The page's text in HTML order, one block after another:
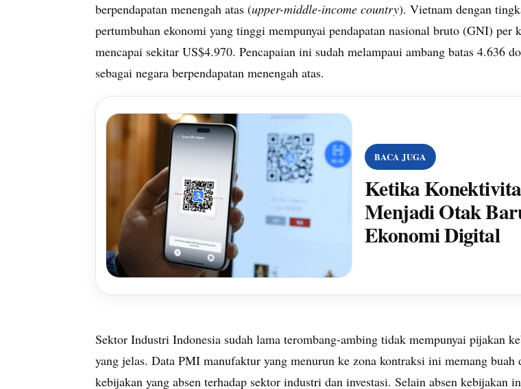
berpendapatan menengah atas (upper-middle-income country). Vietnam dengan
pertumbuhan ekonomi yang tinggi mempunyai pendapatan nasional bruto (GNI) per
mencapai sekitar US$4.970. Pencapaian ini sudah melampaui ambang batas 4.636
sebagai negara berpendapatan menengah atas.
BACA JUGA
Ketika
Menjadi Otak
Ekonomi Digital
Sektor Industri Indonesia sudah lama terombang-ambing tidak mempunyai pijakan
yang jelas. Data PMI manufaktur yang menurun ke zona kontraksi ini memang buah
kebijakan yang absen terhadap sektor industri dan investasi. Selain absen kebijakan